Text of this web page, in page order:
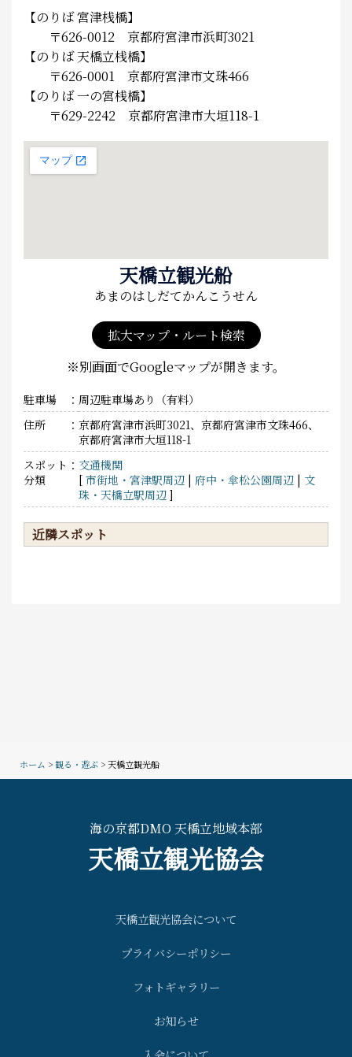
【のりば 宮津桟橋】
〒626-0012 京都府宮津市浜町3021
【のりば 天橋立桟橋】
〒626-0001 京都府宮津市文珠466
【のりば 一の宮桟橋】
〒629-2242 京都府宮津市大垣118-1
天橋立観光船
あまのはしだてかんこうせん
拡大マップ・ルート検索
※別画面でGoogleマップが開きます。
駐車場
周辺駐車場あり（有料）
住所
京都府宮津市浜町3021、京都府宮津市文珠466、
京都府宮津市大垣118-1
スポット
分類
交通機関
[ 市街地・宮津駅周辺 | 府中・傘松公園周辺 | 文
珠・天橋立駅周辺 ]
近隣スポット
ホーム >観る・遊ぶ > 天橋立観光船
海の京都DMO 天橋立地域本部
天橋立観光協会
天橋立観光協会について
プライバシーポリシー
フォトギャラリー
お知らせ